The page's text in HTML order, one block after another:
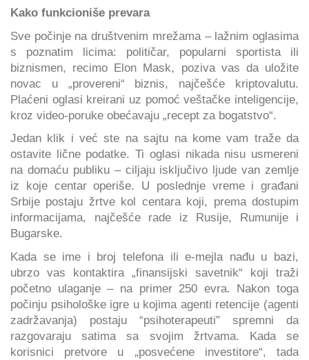
Kako funkcioniše prevara
Sve počinje na društvenim mrežama – lažnim oglasima
s poznatim licima: političar, popularni sportista ili
biznismen, recimo Elon Mask, poziva vas da uložite
novac u „provereni“ biznis, najčešće kriptovalutu.
Plaćeni oglasi kreirani uz pomoć veštačke inteligencije,
kroz video-poruke obećavaju „recept za bogatstvo“.
Jedan klik i već ste na sajtu na kome vam traže da
ostavite lične podatke. Ti oglasi nikada nisu usmereni
na domaću publiku – ciljaju isključivo ljude van zemlje
iz koje centar operiše. U poslednje vreme i građani
Srbije postaju žrtve kol centara koji, prema dostupim
informacijama, najčešće rade iz Rusije, Rumunije i
Bugarske.
Kada se ime i broj telefona ili e-mejla nađu u bazi,
ubrzo vas kontaktira „finansijski savetnik“ koji traži
početno ulaganje – na primer 250 evra. Nakon toga
počinju psihološke igre u kojima agenti retencije (agenti
zadržavanja) postaju “psihoterapeuti” spremni da
razgovaraju satima sa svojim žrtvama. Kada se
korisnici pretvore u „posvećene investitore“, tada